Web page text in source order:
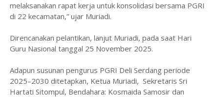
melaksanakan rapat kerja untuk konsolidasi bersama PGRI
di 22 kecamatan,” ujar Muriadi.
Direncanakan pelantikan, lanjut Muriadi, pada saat Hari
Guru Nasional tanggal 25 November 2025.
Adapun susunan pengurus PGRI Deli Serdang periode
2025–2030 ditetapkan, Ketua Muriadi, Sekretaris Sri
Hartati Sitompul, Bendahara: Kosmaida Samosir dan